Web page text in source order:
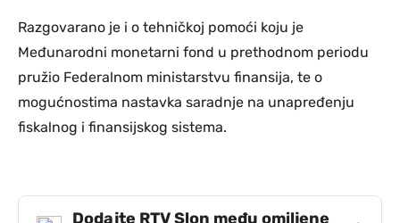
Razgovarano je i o tehničkoj pomoći koju je
Međunarodni monetarni fond u prethodnom periodu
pružio Federalnom ministarstvu finansija, te o
mogućnostima nastavka saradnje na unapređenju
fiskalnog i finansijskog sistema.
Dodajte RTV Slon među omiljene